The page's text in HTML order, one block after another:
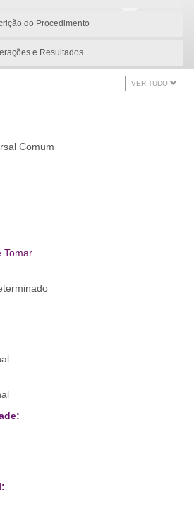
do Procedimento
e Resultados
VER TUDO
Comum
Tomar